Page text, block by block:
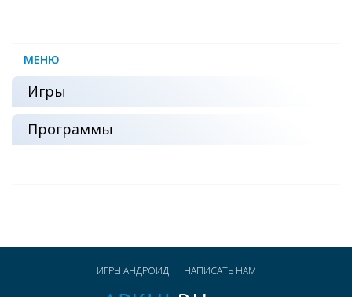
МЕНЮ
Игры
Программы
ИГРЫ АНДРОИД НАПИСАТЬ НАМ